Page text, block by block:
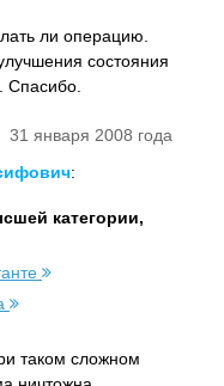
ли операцию.
состояния
Спасибо.
31 января 2008 года
:
категории,
таком сложном